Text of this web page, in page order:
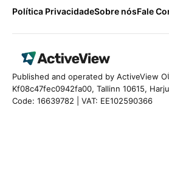
Política PrivacidadeSobre nósFale
Published and operated by ActiveView
Kf08c47fec0942fa00, Tallinn 10615,
Code: 16639782 | VAT: EE102590366